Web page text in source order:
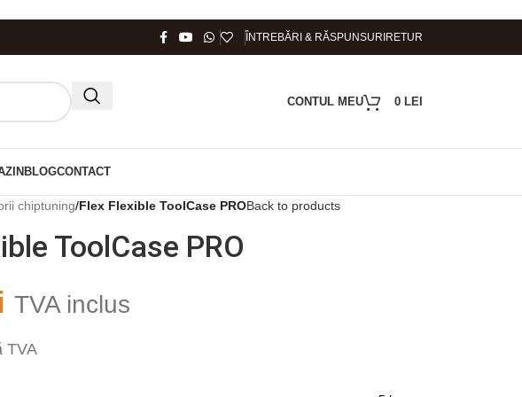
ÎNTREBĂRI & RĂSPUNSURI RETUR
CONTUL MEU 0 LEI
BLOGCONTACT
chiptuning/Flex Flexible ToolCase PROBack to products
ToolCase PRO
TVA inclus
TVA